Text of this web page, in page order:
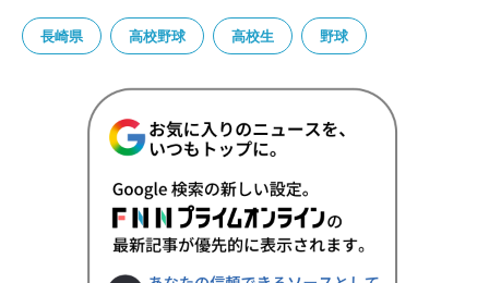
長崎県 高校野球 高校生 野球